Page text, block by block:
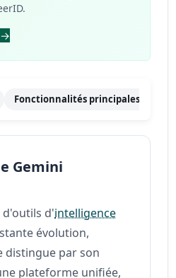
→
Fonctionnalités principales
Gemini
d'outils d'intelligence
évolution,
distingue par son
plateforme unifiée,